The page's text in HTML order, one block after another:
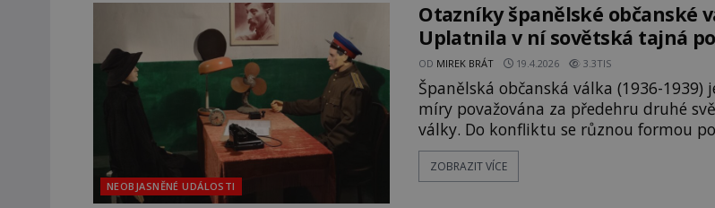
NEOBJASNĚNÉ UDÁLOSTI
Otazníky španělské občanské
Uplatnila v ní sovětská tajná
metodu únosů a vražd?
OD MIREK BRÁT 19.4.2026 3.3TIS
Španělská občanská válka (1936-1939)
míry považována za předehru druhé
války. Do konfliktu se různou formou
znepřáteleným stranám zapojila i řada
zemí. Povstaleckým silám pomáhaly
ZOBRAZIT VÍCE